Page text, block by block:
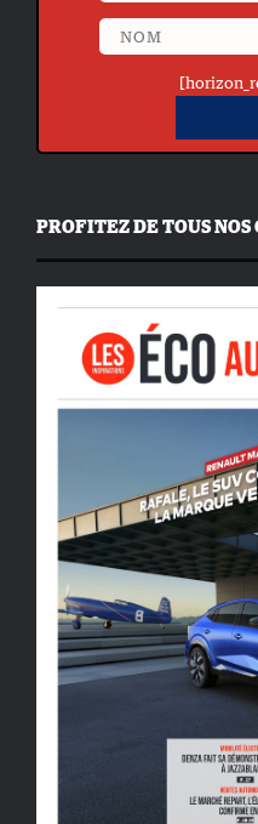
PROFITEZ DE TOUS